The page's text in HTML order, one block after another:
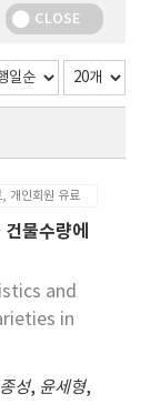
CLOSE
개인회원 유료
물수량에
and
in
성, 윤세형,